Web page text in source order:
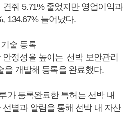
줘 5.71% 줄었지만 영업이익과
134.67% 늘어났다.
술 등록
정성을 높이는 ‘선박 보안관리
을 개발해 등록을 완료했다.
가 등록완료한 특허는 선박 내
별과 알림을 통해 선박 내 자산